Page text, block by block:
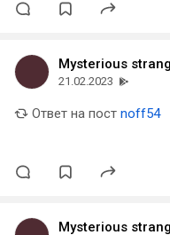
Mysterious
21.02.2023
Ответ на пост noff54
Mysterious